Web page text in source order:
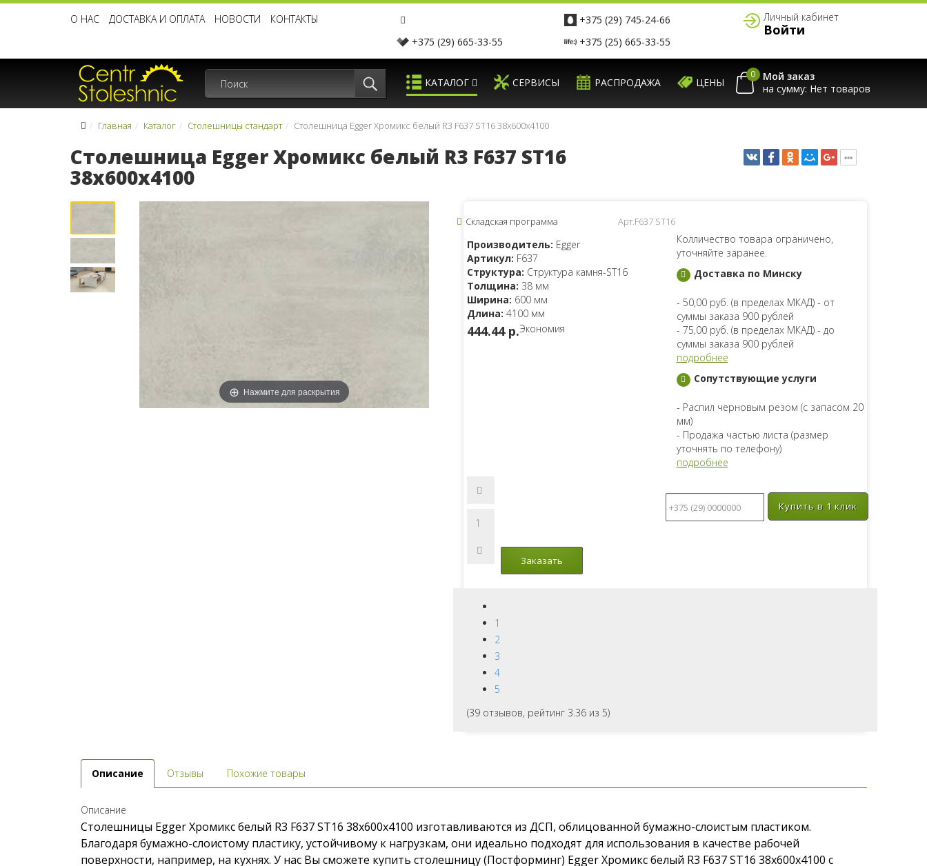
О НАС ДОСТАВКА И ОПЛАТА НОВОСТИ
КОНТАКТЫ
+375 (29) 665-33-55
+375 (29) 745-24-66
+375 (25) 665-33-55
Личный кабинет
Войти
КАТАЛОГ СЕРВИСЫ РАСПРОДАЖА ЦЕНЫ
0
Мой заказ
на сумму:
Главная Каталог Столешницы стандарт Столешница Egger Хромикс белый R3 F637 ST16 38x600x4100
Столешница Egger Хромикс белый R3 F637 ST16
38x600x4100
Нажмите для раскрытия
Складская программа Арт.F637 ST16
Производитель: Egger
Артикул: F637
Структура: Структура камня-ST16
Толщина: 38 мм
Ширина: 600 мм
Длина: 4100 мм
444.44 p.Экономия
Колличество товара ограничено,
уточняйте заранее.
Доставка по Минску
- 50,00 руб. (в пределах МКАД) - от
суммы заказа 900 рублей
- 75,00 руб. (в пределах МКАД) - до
суммы заказа 900 рублей
подробнее
Сопутствующие услуги
- Распил черновым резом (с запасом 20
мм)
- Продажа частью листа (размер
уточнять по телефону)
подробнее
Купить в 1 клик
1
2
3
4
5
(39 отзывов, рейтинг 3.36 из 5)
Описание Отзывы Похожие товары
Описание
Столешницы Egger Хромикс белый R3 F637 ST16 38x600x4100 изготавливаются из ДСП, облицованной бумажно-слоистым пластиком.
Благодаря бумажно-слоистому пластику, устойчивому к нагрузкам, они идеально подходят для использования в качестве рабочей
поверхности, например, на кухнях. У нас Вы сможете купить столешницу (Постформинг) Egger Хромикс белый R3 F637 ST16 38x600x4100 с